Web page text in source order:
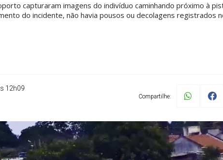
capturaram imagens do indivíduo caminhando próximo à
do incidente, não havia pousos ou decolagens registrados
12h09
Compartilhe: